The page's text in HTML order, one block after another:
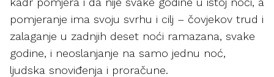
pomjeranje ima svoju svrhu i cilj – čovjekov trud i
zalaganje u zadnjih deset noći ramazana, svake
godine, i neoslanjanje na samo jednu noć,
ljudska snoviđenja i proračune.